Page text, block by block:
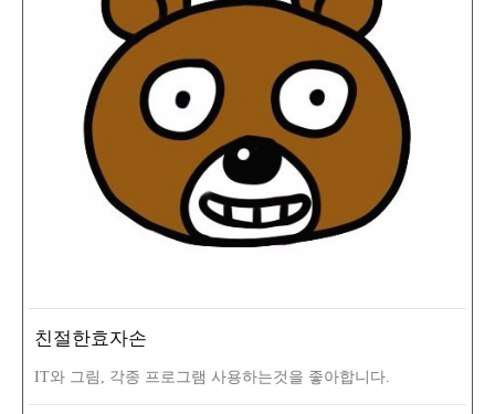
친절한효자손
IT와 그림, 각종 프로그램 사용하는것을 좋아합니다.